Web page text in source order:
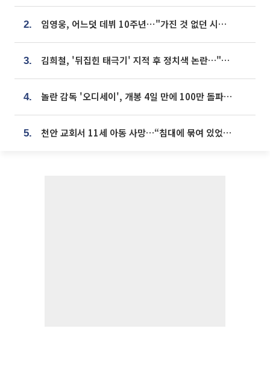
2. 임영웅, 어느덧 데뷔 10주년⋯"가진 것 없던 시절, 내 앞엔 20명의 팬뿐"
3. 김희철, '뒤집힌 태극기' 지적 후 정치색 논란…"좌우 떠나 우리나라 국기"
4. 놀란 감독 '오디세이', 개봉 4일 만에 100만 돌파⋯'왕사남' 보다 빠르다
5. 천안 교회서 11세 아동 사망…“침대에 묶여 있었다” 진술 확보